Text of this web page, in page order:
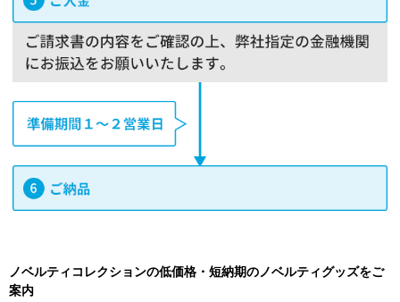
ノベルティコレクションの低価格・短納期のノベルティグッズをご
案内